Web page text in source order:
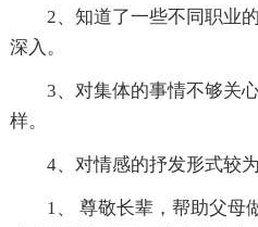
2、知道了一些不同职业
深入。
3、对集体的事情不够关
样。
4、对情感的抒发形式较
1、 尊敬长辈，帮助父母